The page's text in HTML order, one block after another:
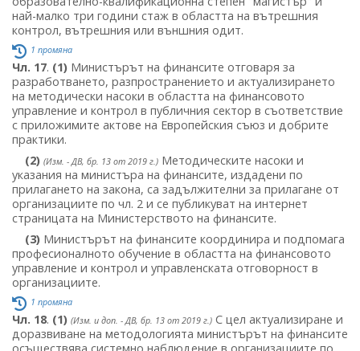
най-малко три години стаж в областта на вътрешния
контрол, вътрешния или външния одит.
1 промяна
Чл. 17. (1) Министърът на финансите отговаря за
разработването, разпространението и актуализирането
на методически насоки в областта на финансовото
управление и контрол в публичния сектор в съответствие
с приложимите актове на Европейския съюз и добрите
практики.
(2) (Изм. - ДВ, бр. 13 от 2019 г.) Методическите насоки и
указания на министъра на финансите, издадени по
прилагането на закона, са задължителни за прилагане от
организациите по чл. 2 и се публикуват на интернет
страницата на Министерството на финансите.
(3) Министърът на финансите координира и подпомага
професионалното обучение в областта на финансовото
управление и контрол и управленската отговорност в
организациите.
1 промяна
Чл. 18. (1) (Изм. и доп. - ДВ, бр. 13 от 2019 г.) С цел актуализиране и
доразвиване на методологията министърът на финансите